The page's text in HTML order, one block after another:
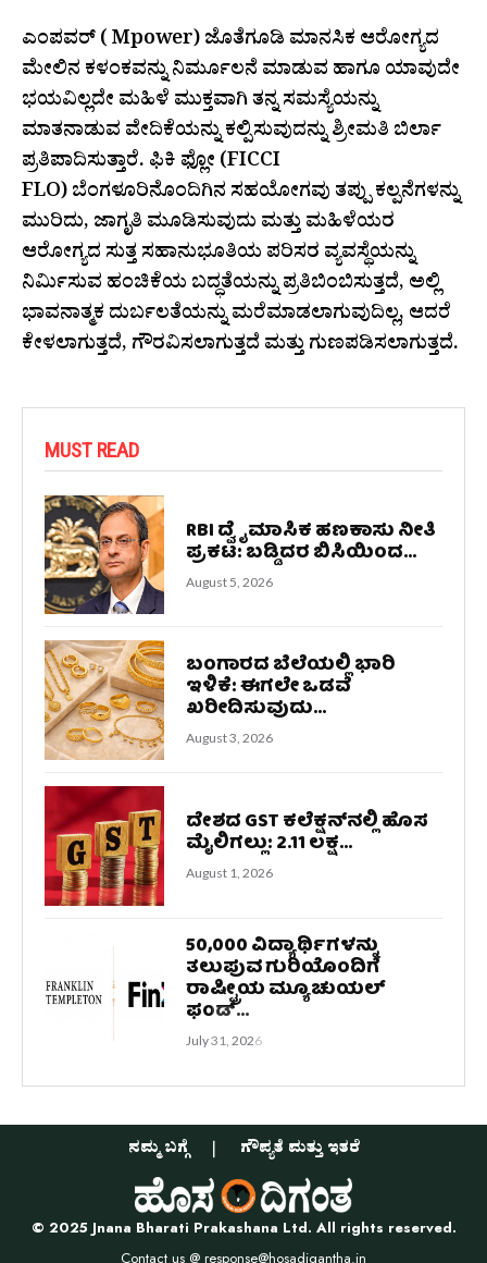
ಎಂಪವರ್ ( Mpower) ಜೊತೆಗೂಡಿ ಮಾನಸಿಕ ಆರೋಗ್ಯದ
ಮೇಲಿನ ಕಳಂಕವನ್ನು ನಿರ್ಮೂಲನೆ ಮಾಡುವ ಹಾಗೂ ಯಾವುದೇ
ಭಯವಿಲ್ಲದೇ ಮಹಿಳೆ ಮುಕ್ತವಾಗಿ ತನ್ನ ಸಮಸ್ಯೆಯನ್ನು
ಮಾತನಾಡುವ ವೇದಿಕೆಯನ್ನು ಕಲ್ಪಿಸುವುದನ್ನು ಶ್ರೀಮತಿ ಬಿರ್ಲಾ
ಪ್ರತಿಪಾದಿಸುತ್ತಾರೆ. ಫಿಕಿ ಫ್ಲೋ (FICCI
FLO) ಬೆಂಗಳೂರಿನೊಂದಿಗಿನ ಸಹಯೋಗವು ತಪ್ಪು ಕಲ್ಪನೆಗಳನ್ನು
ಮುರಿದು, ಜಾಗೃತಿ ಮೂಡಿಸುವುದು ಮತ್ತು ಮಹಿಳೆಯರ
ಆರೋಗ್ಯದ ಸುತ್ತ ಸಹಾನುಭೂತಿಯ ಪರಿಸರ ವ್ಯವಸ್ಥೆಯನ್ನು
ನಿರ್ಮಿಸುವ ಹಂಚಿಕೆಯ ಬದ್ಧತೆಯನ್ನು ಪ್ರತಿಬಿಂಬಿಸುತ್ತದೆ, ಅಲ್ಲಿ
ಭಾವನಾತ್ಮಕ ದುರ್ಬಲತೆಯನ್ನು ಮರೆಮಾಡಲಾಗುವುದಿಲ್ಲ, ಆದರೆ
ಕೇಳಲಾಗುತ್ತದೆ, ಗೌರವಿಸಲಾಗುತ್ತದೆ ಮತ್ತು ಗುಣಪಡಿಸಲಾಗುತ್ತದೆ.
MUST READ
RBI ದ್ವೈಮಾಸಿಕ ಹಣಕಾಸು ನೀತಿ
ಪ್ರಕಟ: ಬಡ್ಡಿದರ ಬಿಸಿಯಿಂದ...
August 5, 2026
ಬಂಗಾರದ ಬೆಲೆಯಲ್ಲಿ ಭಾರಿ
ಇಳಿಕೆ: ಈಗಲೇ ಒಡವೆ
ಖರೀದಿಸುವುದು...
August 3, 2026
ದೇಶದ GST ಕಲೆಕ್ಷನ್‌ನಲ್ಲಿ ಹೊಸ
ಮೈಲಿಗಲ್ಲು: 2.11 ಲಕ್ಷ...
August 1, 2026
50,000 ವಿದ್ಯಾರ್ಥಿಗಳನ್ನು
ತಲುಪುವ ಗುರಿಯೊಂದಿಗೆ
ರಾಷ್ಟ್ರೀಯ ಮ್ಯೂಚುಯಲ್
ಫಂಡ್...
July 31, 2026
ನಮ್ಮ ಬಗ್ಗೆ ಗೌಪ್ಯತೆ ಮತ್ತು ಇತರೆ
© 2025 Jnana Bharati Prakashana Ltd. All rights reserved.
Contact us @ response@hosadigantha.in